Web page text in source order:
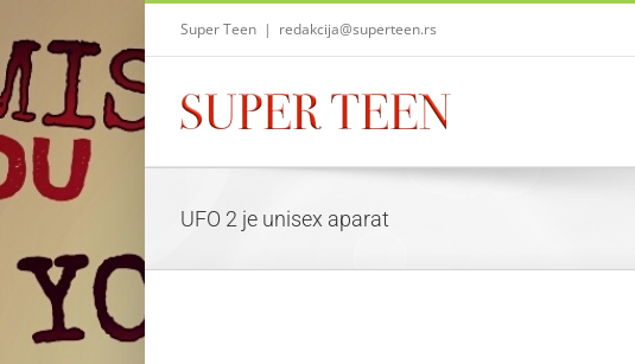
content
Super Teen | redakcija@superteen.rs
UFO 2 je unisex aparat